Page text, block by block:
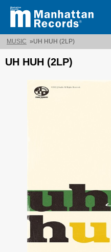
MUSIC »UH HUH (2LP)
UH HUH (2LP)